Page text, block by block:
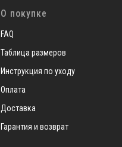
О покупке
FAQ
Таблица размеров
Инструкция по уходу
Оплата
Доставка
Гарантия и возврат